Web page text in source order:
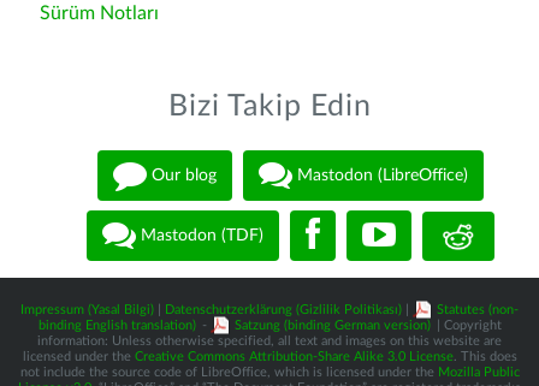
Sürüm Notları
Bizi Takip Edin
Our blog Mastodon (LibreOffice)
Mastodon (TDF)
Impressum (Yasal Bilgi) Datenschutzerklärung (Gizlilik Politikası)
Statutes (non-
binding English translation) - Satzung (binding German version)
| Copyright
information: Unless otherwise specified, all text and images on this website are
licensed under the Creative Commons Attribution-Share Alike 3.0 License. This does
not include the source code of LibreOffice, which is licensed under the Mozilla Public